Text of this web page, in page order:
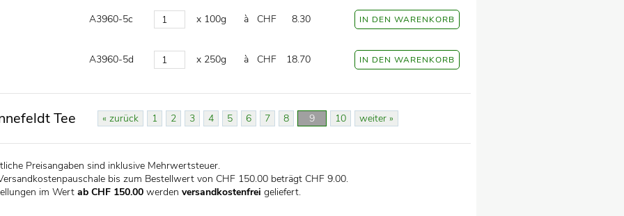
A3960-5c x 100g à CHF 8.30
A3960-5d x 250g à CHF 18.70
Tee « zurück 1 2 3 4 5 6 7 8 9 10 weiter »
Preisangaben sind inklusive Mehrwertsteuer.
bis zum Bestellwert von CHF 150.00 beträgt CHF 9.00.
im Wert ab CHF 150.00 werden versandkostenfrei geliefert.